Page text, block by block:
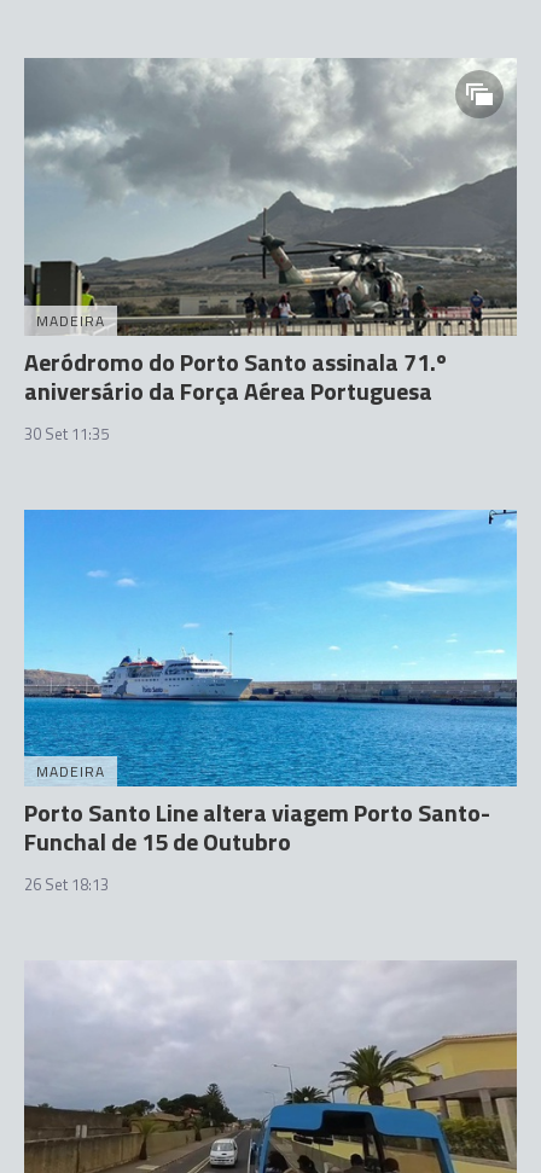
MADEIRA
Aeródromo do Porto Santo assinala 71.º
aniversário da Força Aérea Portuguesa
30 Set 11:35
MADEIRA
Porto Santo Line altera viagem Porto Santo-
Funchal de 15 de Outubro
26 Set 18:13